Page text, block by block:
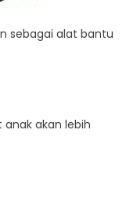
sebagai alat bantu
akan lebih